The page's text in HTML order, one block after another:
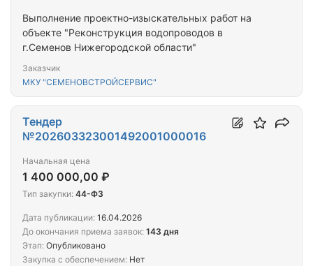
Выполнение проектно-изыскательных работ на
объекте "Реконструкция водопроводов в
г.Семенов Нижегородской области"
Заказчик
МКУ "СЕМЕНОВСТРОЙСЕРВИС"
Тендер
№202603323001492001000016
Начальная цена
1 400 000,00 ₽
Тип закупки: 44-ФЗ
Дата публикации: 16.04.2026
До окончания приема заявок: 143 дня
Этап: Опубликовано
Закупка с обеспечением: Нет